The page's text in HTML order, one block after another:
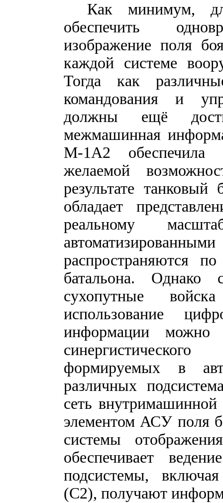
Как минимум,
обеспечить
изображение поля
каждой системе
Тогда как
командования и
должны ещё
межмашинная
М-1А2 обеспечила
желаемой
результате
обладает
реальному
распространяются
батальона.
сухопутные
использование
информации можно
формируемых в
различных
сеть
элементом АСУ поля
системы
обеспечивает
подсистемы,
(С2), получают